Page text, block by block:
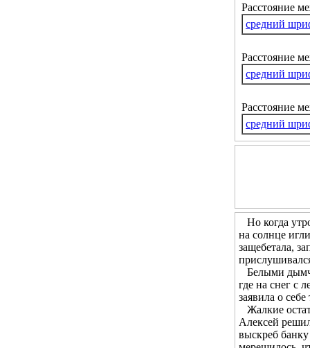
Расстояние
средний
Расстояние
средний
Расстояние
средний
Но когда
на солнце
защебетала,
Белыми
где на снег с
заявила о
Жалкие
Алексей
выскреб